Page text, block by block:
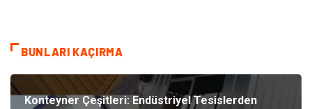
BUNLARI KAÇIRMA
Konteyner Çeşitleri: Endüstriyel Tesislerden